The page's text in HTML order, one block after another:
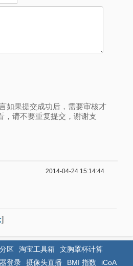
如果提交成功后，需要审核才
，请不要重复提交，谢谢支
2014-04-24 15:14:44
]
区 淘宝工具箱
文胸罩杯计算
登录 摄像头直播 BMI 指数 iCoA